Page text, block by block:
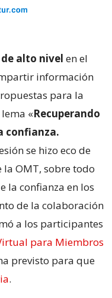
alto nivel en el
información
para la
«Recuperando
confianza.
se hizo eco de
OMT, sobre todo
la confianza en los
de la colaboración
a los participantes
para Miembros
previsto para que
.